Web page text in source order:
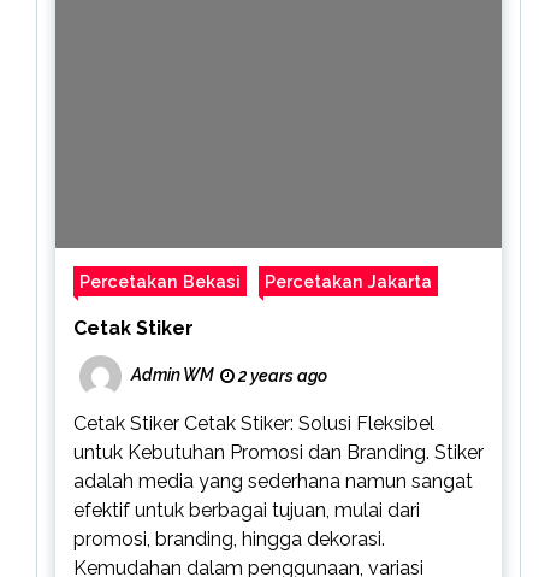
Percetakan Bekasi Percetakan Jakarta
Cetak Stiker
Admin WM 2 years ago
Cetak Stiker Cetak Stiker: Solusi Fleksibel
untuk Kebutuhan Promosi dan Branding. Stiker
adalah media yang sederhana namun sangat
efektif untuk berbagai tujuan, mulai dari
promosi, branding, hingga dekorasi.
Kemudahan dalam penggunaan, variasi